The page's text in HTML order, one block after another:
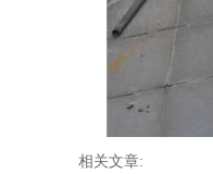
相关文章: